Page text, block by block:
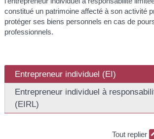
constitué un patrimoine affecté à son activité
protéger ses biens personnels en cas de
professionnels.
Entrepreneur individuel (EI)
Entrepreneur individuel à
(EIRL)
Tout replier